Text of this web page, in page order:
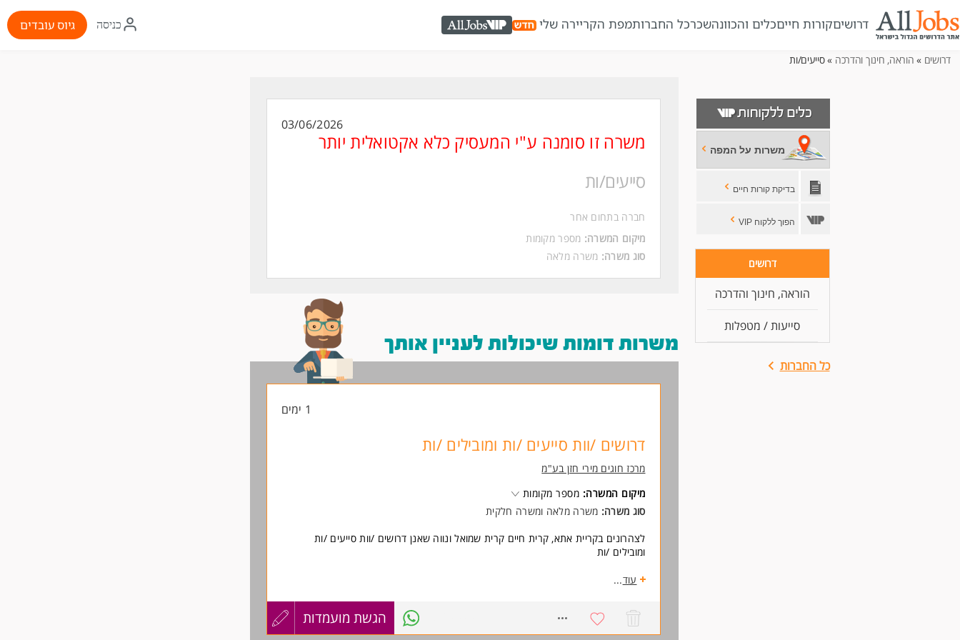
דרושיםקורות חייםכלים והכוונהשכרכל החברותמפת הקריירה שלי AllJobs VIP
איקון
התחברות
כניסה גיוס עובדים
דרושים » הוראה, חינוך והדרכה » סייעים/ות
משרות על המפה
בדיקת קורות חיים
הפוך ללקוח VIP
דרושים
הוראה, חינוך והדרכה
סייעות / מטפלות
כל החברות
03/06/2026
משרה זו סומנה ע"י המעסיק כלא אקטואלית יותר
סייעים/ות
חברה בתחום אחר
מיקום המשרה: מספר מקומות
סוג משרה: משרה מלאה
משרות דומות שיכולות לעניין אותך
1 ימים
דרושים /וות סייעים /ות ומובילים /ות
מרכז חוגים מירי חזן בע"מ
מיקום המשרה: מספר מקומות
סוג משרה: משרה מלאה ומשרה חלקית
לצהרונים בקריית אתא, קרית חיים קרית שמואל ונווה שאנן דרושים /וות סייעים /ות
ומובילים /ות
מה מחכה לכן אצלנו?
- עבודה משמעותית עם ילדים באווירה נעימה.
- ליווי והדרכה מקצועיים.
עוד...
הגשת מועמדות
עדכון